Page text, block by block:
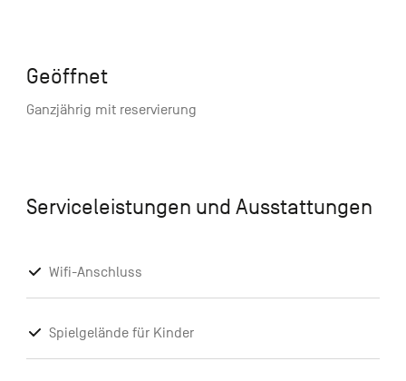
Geöffnet
Ganzjährig mit reservierung
Serviceleistungen und Ausstattungen
Wifi-Anschluss
Spielgelände für Kinder